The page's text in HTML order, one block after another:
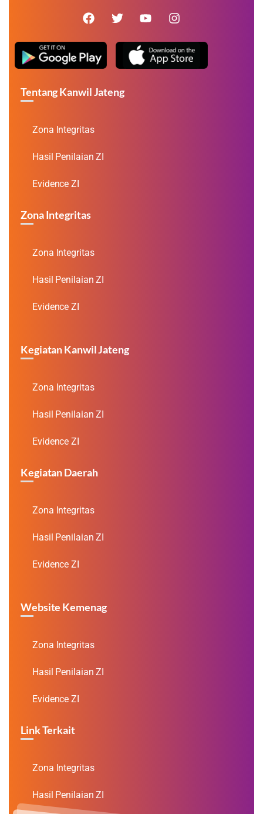
Tentang Kanwil Jateng
Zona Integritas
Hasil Penilaian ZI
Evidence ZI
Zona Integritas
Zona Integritas
Hasil Penilaian ZI
Evidence ZI
Kegiatan Kanwil Jateng
Zona Integritas
Hasil Penilaian ZI
Evidence ZI
Kegiatan Daerah
Zona Integritas
Hasil Penilaian ZI
Evidence ZI
Website Kemenag
Zona Integritas
Hasil Penilaian ZI
Evidence ZI
Link Terkait
Zona Integritas
Hasil Penilaian ZI